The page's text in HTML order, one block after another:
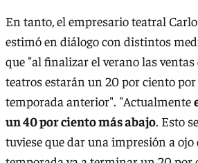
En tanto, el empresario teatral
estimó en diálogo con distintos
que "al finalizar el verano las
teatros estarán un 20 por ciento por
temporada anterior". "Actualmente
un 40 por ciento más abajo. Esto
tuviese que dar una impresión a